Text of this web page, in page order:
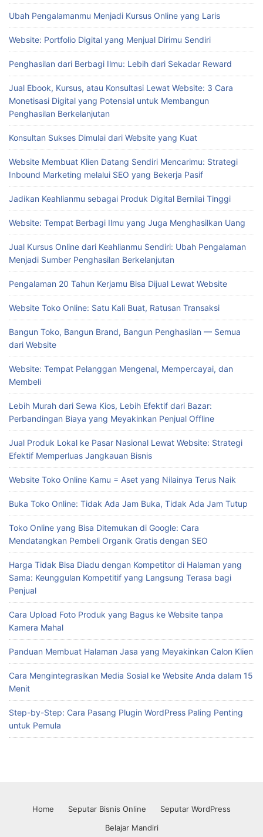
Ubah Pengalamanmu Menjadi Kursus Online yang Laris
Website: Portfolio Digital yang Menjual Dirimu Sendiri
Penghasilan dari Berbagi Ilmu: Lebih dari Sekadar Reward
Jual Ebook, Kursus, atau Konsultasi Lewat Website: 3 Cara
Monetisasi Digital yang Potensial untuk Membangun
Penghasilan Berkelanjutan
Konsultan Sukses Dimulai dari Website yang Kuat
Website Membuat Klien Datang Sendiri Mencarimu: Strategi
Inbound Marketing melalui SEO yang Bekerja Pasif
Jadikan Keahlianmu sebagai Produk Digital Bernilai Tinggi
Website: Tempat Berbagi Ilmu yang Juga Menghasilkan Uang
Jual Kursus Online dari Keahlianmu Sendiri: Ubah Pengalaman
Menjadi Sumber Penghasilan Berkelanjutan
Pengalaman 20 Tahun Kerjamu Bisa Dijual Lewat Website
Website Toko Online: Satu Kali Buat, Ratusan Transaksi
Bangun Toko, Bangun Brand, Bangun Penghasilan — Semua
dari Website
Website: Tempat Pelanggan Mengenal, Mempercayai, dan
Membeli
Lebih Murah dari Sewa Kios, Lebih Efektif dari Bazar:
Perbandingan Biaya yang Meyakinkan Penjual Offline
Jual Produk Lokal ke Pasar Nasional Lewat Website: Strategi
Efektif Memperluas Jangkauan Bisnis
Website Toko Online Kamu = Aset yang Nilainya Terus Naik
Buka Toko Online: Tidak Ada Jam Buka, Tidak Ada Jam Tutup
Toko Online yang Bisa Ditemukan di Google: Cara
Mendatangkan Pembeli Organik Gratis dengan SEO
Harga Tidak Bisa Diadu dengan Kompetitor di Halaman yang
Sama: Keunggulan Kompetitif yang Langsung Terasa bagi
Penjual
Cara Upload Foto Produk yang Bagus ke Website tanpa
Kamera Mahal
Panduan Membuat Halaman Jasa yang Meyakinkan Calon Klien
Cara Mengintegrasikan Media Sosial ke Website Anda dalam 15
Menit
Step-by-Step: Cara Pasang Plugin WordPress Paling Penting
untuk Pemula
Home Seputar Bisnis Online
Seputar WordPress
Belajar Mandiri